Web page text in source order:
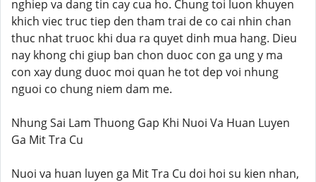
nghiep va dang tin cay cua ho. Chung toi luon khuyen
khich viec truc tiep den tham trai de co cai nhin chan
thuc nhat truoc khi dua ra quyet dinh mua hang. Dieu
nay khong chi giup ban chon duoc con ga ung y ma
con xay dung duoc moi quan he tot dep voi nhung
nguoi co chung niem dam me.
Nhung Sai Lam Thuong Gap Khi Nuoi Va Huan Luyen
Ga Mit Tra Cu
Nuoi va huan luyen ga Mit Tra Cu doi hoi su kien nhan,